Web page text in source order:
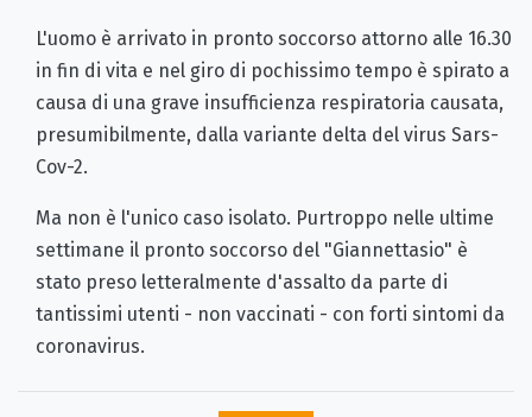
L'uomo è arrivato in pronto soccorso attorno alle 16.30
in fin di vita e nel giro di pochissimo tempo è spirato a
causa di una grave insufficienza respiratoria causata,
presumibilmente, dalla variante delta del virus Sars-
Cov-2.
Ma non è l'unico caso isolato. Purtroppo nelle ultime
settimane il pronto soccorso del "Giannettasio" è
stato preso letteralmente d'assalto da parte di
tantissimi utenti - non vaccinati - con forti sintomi da
coronavirus.